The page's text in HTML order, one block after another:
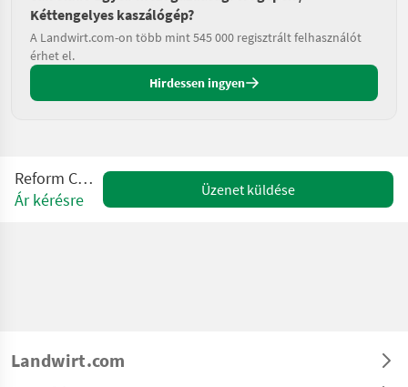
Kéttengelyes kaszálógép?
A Landwirt.com-on több mint 545 000 regisztrált felhasználót
érhet el.
Hirdessen ingyen
Reform CM 818 D
Ár kérésre
Üzenet küldése
Landwirt.com